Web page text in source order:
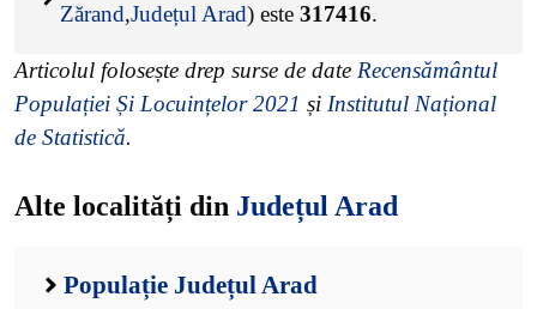
Zărand,Județul Arad) este 317416.
Articolul folosește drep surse de date Recensământul
Populației Și Locuințelor 2021 și Institutul Național
de Statistică.
Alte localități din Județul Arad
Populație Județul Arad